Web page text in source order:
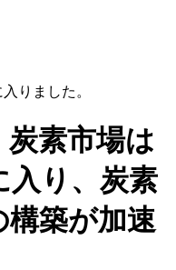
りました。
素市場は
入り、炭素
構築が加速